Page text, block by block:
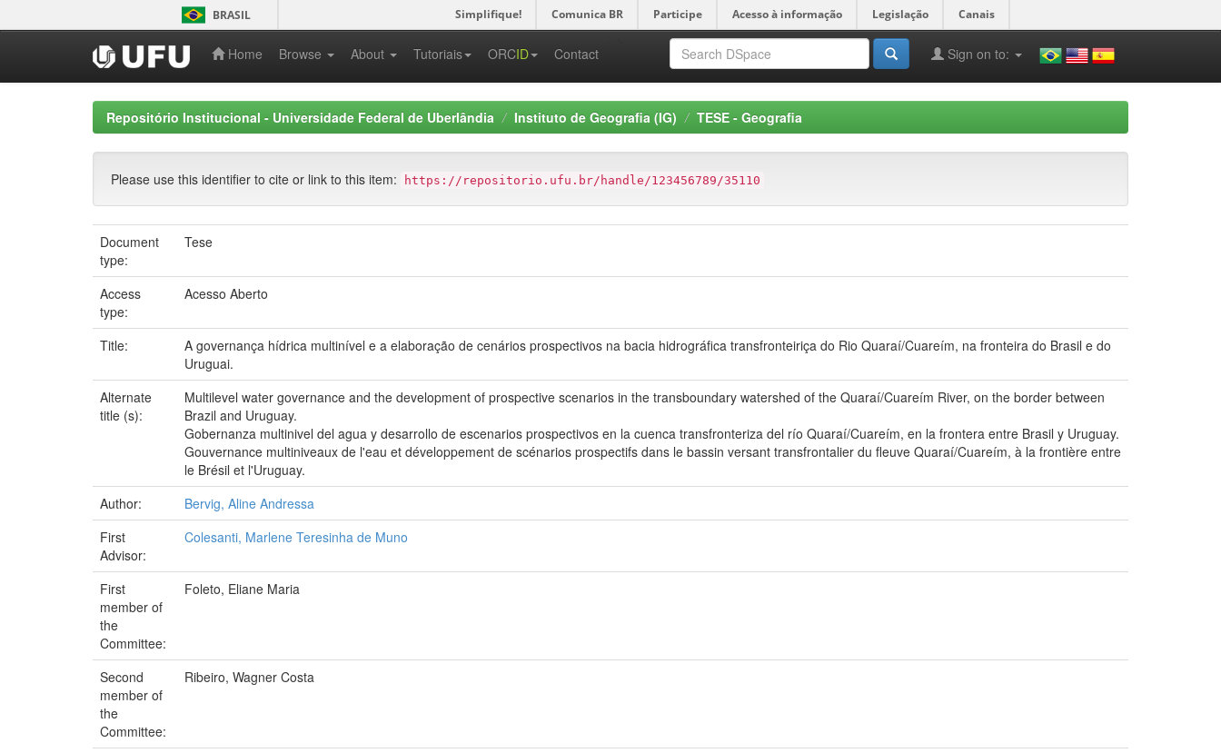
navigation
BRASIL Simplifique! Comunica BR Participe Acesso à informação Legislação Canais
Home Browse About Tutoriais ORCID Contact Sign on to:
Repositório Institucional - Universidade Federal de Uberlândia Instituto de Geografia (IG) TESE - Geografia
Please use this identifier to cite or link to this item: https://repositorio.ufu.br/handle/123456789/35110
Document
type:
Tese
Access
type:
Acesso Aberto
Title:
A governança hídrica multinível e a elaboração de cenários prospectivos na bacia hidrográfica transfronteiriça do Rio Quaraí/Cuareím, na fronteira do Brasil e do
Uruguai.
Alternate
title (s):
Multilevel water governance and the development of prospective scenarios in the transboundary watershed of the Quaraí/Cuareím River, on the border between
Brazil and Uruguay.
Gobernanza multinivel del agua y desarrollo de escenarios prospectivos en la cuenca transfronteriza del río Quaraí/Cuareím, en la frontera entre Brasil y Uruguay.
Gouvernance multiniveaux de l'eau et développement de scénarios prospectifs dans le bassin versant transfrontalier du fleuve Quaraí/Cuareím, à la frontière entre
le Brésil et l'Uruguay.
Author:
Bervig, Aline Andressa
First
Advisor:
Colesanti, Marlene Teresinha de Muno
First
member of
the
Committee:
Foleto, Eliane Maria
Second
member of
the
Committee:
Ribeiro, Wagner Costa